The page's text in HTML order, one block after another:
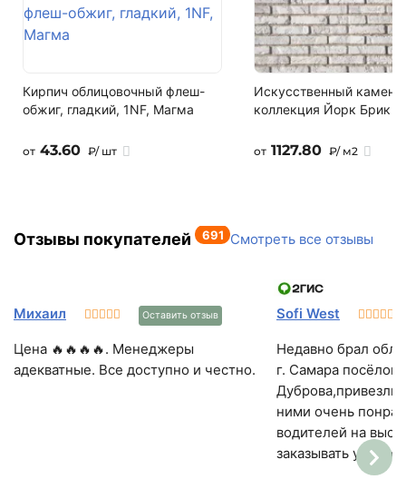
Написать на почту
2 часа
Расход смеси
Температура эксплуатации
для внутренних и наружных работ
Летний/зимний
летний
Кирпич облицовочный флеш-
обжиг, гладкий, 1NF, Магма
от 43.60 ₽/ шт
Искусственный камень,
коллекция Йорк Брик
от 1127.80 ₽/ м2
Отзывы покупателей 691 Смотреть все отзывы
Михаил Оставить отзыв
Цена 🔥🔥🔥🔥. Менеджеры
адекватные. Все доступно и честно.
Sofi West
Недавно брал
г. Самара посёлок
Дуброва,привезли
ними очень
водителей на
заказывать у них